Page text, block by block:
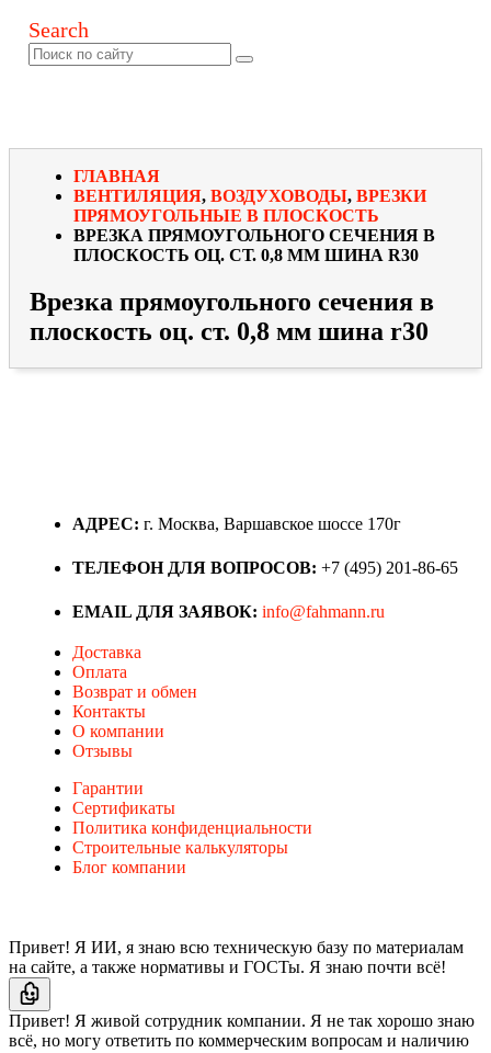
Search
ГЛАВНАЯ
ВЕНТИЛЯЦИЯ, ВОЗДУХОВОДЫ, ВРЕЗКИ
ПРЯМОУГОЛЬНЫЕ В ПЛОСКОСТЬ
ВРЕЗКА ПРЯМОУГОЛЬНОГО СЕЧЕНИЯ В
ПЛОСКОСТЬ ОЦ. СТ. 0,8 ММ ШИНА R30
Врезка прямоугольного сечения в
плоскость оц. ст. 0,8 мм шина r30
АДРЕС: г. Москва, Варшавское шоссе 170г
ТЕЛЕФОН ДЛЯ ВОПРОСОВ: +7 (495) 201-86-65
EMAIL ДЛЯ ЗАЯВОК: info@fahmann.ru
Доставка
Оплата
Возврат и обмен
Контакты
О компании
Отзывы
Гарантии
Сертификаты
Политика конфиденциальности
Строительные калькуляторы
Блог компании
Привет! Я ИИ, я знаю всю техническую базу по материалам
на сайте, а также нормативы и ГОСТы. Я знаю почти всё!
Привет! Я живой сотрудник компании. Я не так хорошо знаю
всё, но могу ответить по коммерческим вопросам и наличию